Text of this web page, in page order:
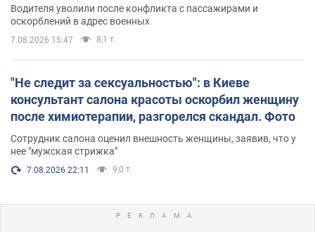
Водителя уволили после конфликта с пассажирами и
оскорблений в адрес военных
7.08.2026 15:47 8,1 т.
"Не следит за сексуальностью": в Киеве
консультант салона красоты оскорбил женщину
после химиотерапии, разгорелся скандал. Фото
Сотрудник салона оценил внешность женщины, заявив, что у
нее "мужская стрижка"
7.08.2026 22:11 9,0 т.